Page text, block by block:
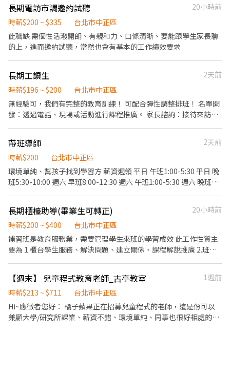
料、錄音錄影設備架設等。 ．維持教室內環境整潔。 ．回覆來電者
對於補習班的疑惑。 ．協助補習班招生。 ．課後輔導。 📩 歡迎加
入北車文城， 和我們一起陪伴學生，一起成長！
長期電訪市調邀約試聽
20小時前
時薪$200 ~ $335
台北市中正區
此職缺 需個性活潑開朗、有親和力、口條清晰、要能跟學生家長聊
的上，進而邀約試聽，當然也會有基本的工作績效要求
長期工讀生
2天前
時薪$196 ~ $200
台北市中正區
無經驗可，我們有完整的教育訓練！ 可配合彈性調整排班！ 名單開
發：透過電話、現場或活動進行課程推廣。 家長諮詢：接待來訪家
帶班導師
2天前
時薪$200
台北市中正區
環境單純、幫孩子找到學習方 薪資週領 平日 午班1:00-5:30 平日 晚
班5:30-10:00 週六 早班8:00-12:30 週六 午班1:00-5:30 週六 晚班
長期櫃檯助導(畢業生可轉正)
20小時前
時薪$200 ~ $400
台北市中正區
補習班是教育服務業，需要管理學生來班的學習成效 此工作性質主
要為 1.櫃台學生服務、解決問題、建立關係、課程解說推廣 2.班級
文書處理能力，若OK，面試時會做 基本測試，需預留時間 ❶中打
速度要快 ❷word編輯排版 ✏️個性需活潑開朗、善與人交談，具備
管理解決問題的 能力、有工作經驗+工作概念 補習班上班時間 一～
五：14:00-22:30 六：08:00～22:30 日：08:00～18:00
【週末】 兒童程式教育老師_古亭教室
1週前
時薪$213 ~ $711
台北市中正區
Hi~應徵者您好： 橘子蘋果正在招募兒童程式的老師，這是份可以
兼顧大學/研究所課業、薪資不錯、環境單純、同事也很好相處的工